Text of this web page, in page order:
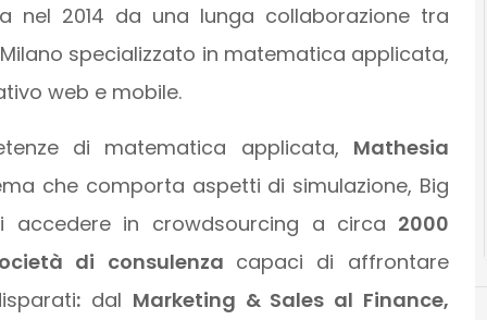
nel 2014 da una lunga collaborazione tra
specializzato in matematica applicata,
web e mobile.
di matematica applicata, Mathesia
che comporta aspetti di simulazione, Big
accedere in crowdsourcing a circa 2000
di consulenza capaci di affrontare
: dal Marketing & Sales al Finance,